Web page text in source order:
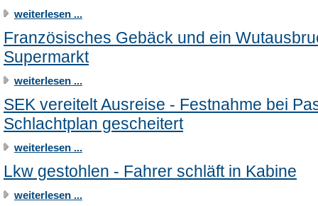
weiterlesen ...
Französisches Gebäck und ein
Supermarkt
weiterlesen ...
SEK vereitelt Ausreise - Festnahme bei
Schlachtplan gescheitert
weiterlesen ...
Lkw gestohlen - Fahrer schläft in Kabine
weiterlesen ...